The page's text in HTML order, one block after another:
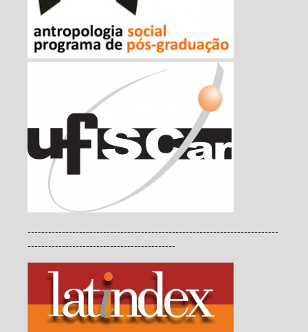
-------------------------------------------------------------------------
-------------------------------------------